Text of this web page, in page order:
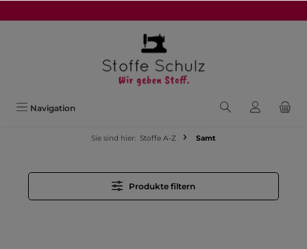
Navigation
Sie sind hier: Stoffe A-Z Samt
Produkte filtern